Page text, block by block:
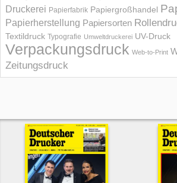
Druckerei Papierfabrik Papiergroßhandel
Papierherstellung Papiersorten
Textildruck Typografie Umweltdruckerei UV-Druck
Verpackungsdruck Web-to-Print
Zeitungsdruck